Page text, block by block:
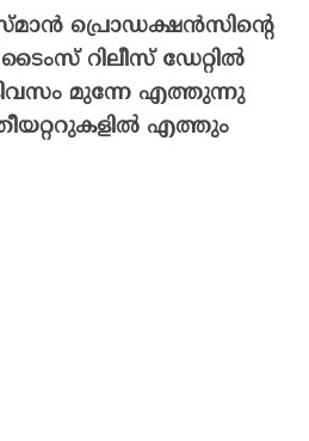
പ്രൊഡക്ഷൻസിന്റെ
റിലീസ് ഡേറ്റിൽ
ദിവസം മുന്നേ എത്തുന്നു
എത്തും